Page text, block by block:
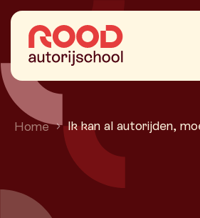
Ga naar de inhoud
Home Ik kan al autorijden,